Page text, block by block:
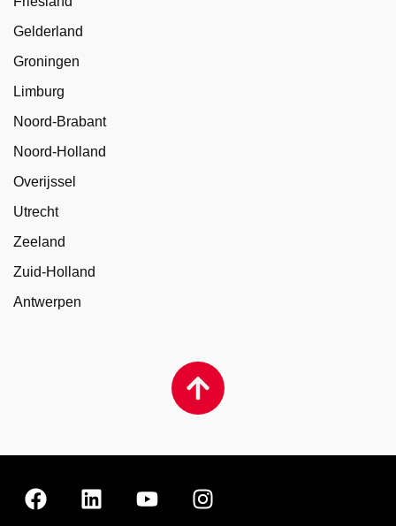
Gelderland
Groningen
Limburg
Noord-Brabant
Noord-Holland
Overijssel
Utrecht
Zeeland
Zuid-Holland
Antwerpen